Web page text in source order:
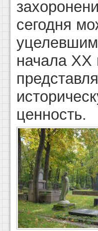
сегодня
начала XX
ценность.